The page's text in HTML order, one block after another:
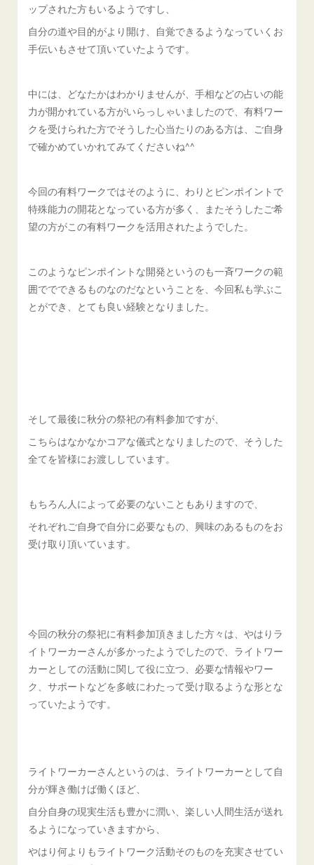
ップされた方もいるようですし、
自分の道や目的がより開け、自覚できるようなっていくお
手伝いもさせて頂いていたようです。
中には、どなたかはわかりませんが、手相などの占いの能
力が開かれている方がいらっしゃいましたので、有料ワー
クを受けられた方でそうした心当たりのある方は、ご自身
で確かめていかれてみてくださいね^^
今回の有料ワークではそのように、わりとピンポイントで
特殊能力の開花となっている方が多く、またそうしたご希
望の方がこの有料ワークを活用されたようでした。
このようなピンポイントな開発というのも一斉ワークの範
囲ででできるものなのだなということを、今回私も学ぶこ
とができ、とても良い経験となりました。
そして最後に秋分の祭祀の有料参加ですが、
こちらはなかなかコアな儀式となりましたので、そうした
全てを皆様にお渡ししています。
もちろん人によって必要のないこともありますので、
それぞれご自身で自分に必要なもの、興味のあるものをお
受け取り頂いています。
今回の秋分の祭祀に有料参加頂きました方々は、やはりラ
イトワーカーさんが多かったようでしたので、ライトワー
カーとしての活動に関して役に立つ、必要な情報やワー
ク、サポートなどを多岐にわたって受け取るような形とな
っていたようです。
ライトワーカーさんというのは、ライトワーカーとして自
分が輝き働けば働くほど、
自分自身の現実生活も豊かに潤い、楽しい人間生活が送れ
るようになっていきますから、
やはり何よりもライトワーク活動そのものを充実させてい